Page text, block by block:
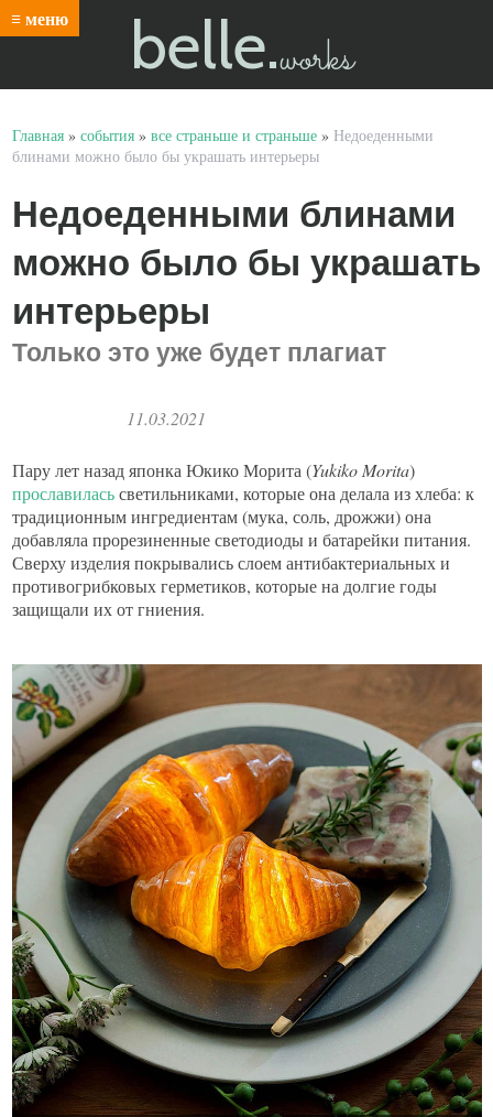
≡ меню belle.works
Главная » события » все страньше и страньше » Недоеденными
блинами можно было бы украшать интерьеры
Недоеденными блинами
можно было бы украшать
интерьеры
Только это уже будет плагиат
11.03.2021
Пару лет назад японка Юкико Морита (Yukiko Morita)
прославиласьсветильниками, которые она делала из хлеба: к
традиционным ингредиентам (мука, соль, дрожжи) она
добавляла прорезиненные светодиоды и батарейки питания.
Сверху изделия покрывались слоем антибактериальных и
противогрибковых герметиков, которые на долгие годы
защищали их от гниения.